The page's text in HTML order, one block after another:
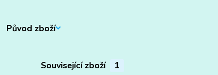
Původ zboží
Související zboží 1